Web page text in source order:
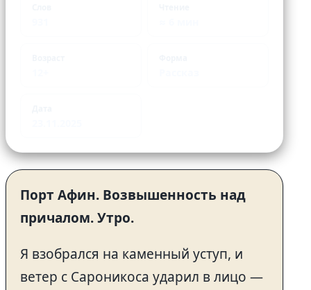
Порт Афин. Возвышенность над
причалом. Утро.
Я взобрался на каменный уступ, и
ветер с Сароникоса ударил в лицо —